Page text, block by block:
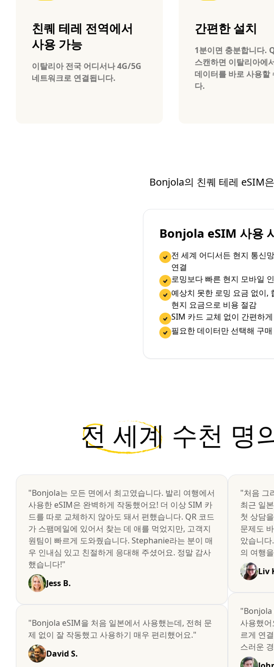
친퀘 테레 전역에서
사용 가능
이탈리아 전국 어디서나 4G/5G
네트워크로 연결됩니다.
간편한 설치
1분이면 충분합니다.
스캔하면 이탈리아에
데이터를 바로 사용할
다.
Bonjola의 친퀘 테레 eSIM
Bonjola eSIM 사용
전 세계 어디서든 현지 통신
연결
로밍보다 빠른 현지 모바일
예상치 못한 로밍 요금 없이,
현지 요금으로 비용 절감
SIM 카드 교체 없이 간편하
필요한 데이터만 선택해 구
전 세계 수천 명
"Bonjola는 모든 면에서 최고였습니다. 발리 여행에서
사용한 eSIM은 완벽하게 작동했어요! 더 이상 SIM 카
드를 따로 교체하지 않아도 돼서 편했습니다. QR 코드
가 스팸메일에 있어서 찾는 데 애를 먹었지만, 고객지
원팀이 빠르게 도와줬습니다. Stephanie라는 분이 매
우 인내심 있고 친절하게 응대해 주셨어요. 정말 감사
했습니다!"
Jess B.
"Bonjola eSIM을 처음 일본에서 사용했는데, 전혀 문
제 없이 잘 작동했고 사용하기 매우 편리했어요."
David S.
"처음 그
최근 일
첫 상담
문제도
았습니
의 여행
Liv
"Bonjola
사용했
르게 연
스러운